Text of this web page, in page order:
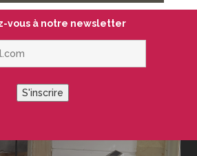
vous à notre newsletter
S'inscrire